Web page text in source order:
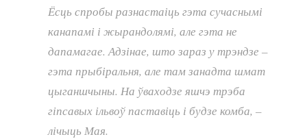
Ёсць спробы разнастаіць гэта сучаснымі
канапамі і жырандолямі, але гэта не
дапамагае. Адзінае, што зараз у трэндзе –
гэта прыбіральня, але там занадта шмат
цыганшчыны. На ўваходзе яшчэ трэба
гіпсавых ільвоў паставіць і будзе комба, –
лічыць Мая.